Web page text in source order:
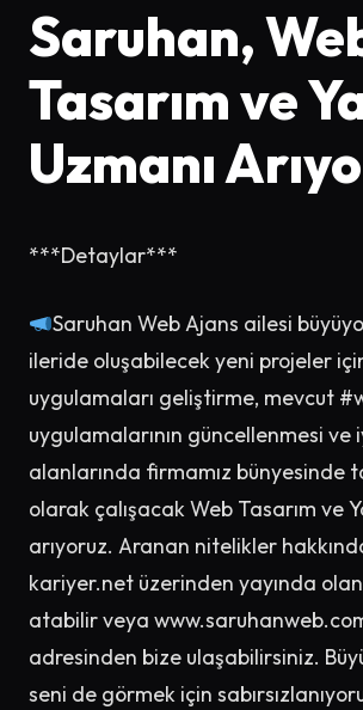
Saruhan,
Tasarım ve
Uzmanı
***Detaylar***
Saruhan Web Ajans ailesi
ileride oluşabilecek yeni projeler
uygulamaları geliştirme, mevcut
uygulamalarının güncellenmesi ve
alanlarında firmamız bünyesinde
olarak çalışacak Web Tasarım ve
arıyoruz. Aranan nitelikler
kariyer.net üzerinden yayında olan
atabilir veya
adresinden bize ulaşabilirsiniz.
seni de görmek için